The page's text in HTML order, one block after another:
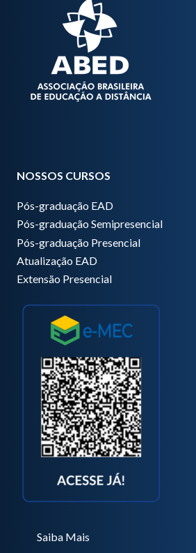
NOSSOS CURSOS
Pós-graduação EAD
Pós-graduação Semipresencial
Pós-graduação Presencial
Atualização EAD
Extensão Presencial
Saiba Mais